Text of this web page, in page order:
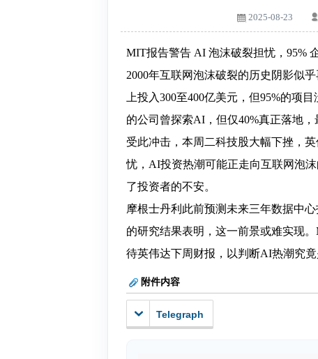
2025-08-23
MIT报告警告 AI 泡沫破裂担忧，95%
2000年互联网泡沫破裂的历史阴影似
上投入300至400亿美元，但95%的项
的公司曾探索AI，但仅40%真正落地，
受此冲击，本周二科技股大幅下挫，
忧，AI投资热潮可能正走向互联网泡
了投资者的不安。
摩根士丹利此前预测未来三年数据中
的研究结果表明，这一前景或难实现
待英伟达下周财报，以判断AI热潮究
附件内容
Telegraph